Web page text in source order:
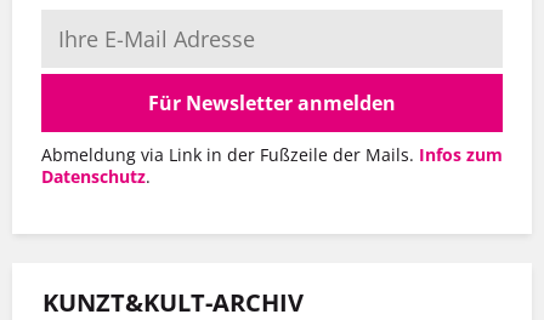
Für Newsletter anmelden
Abmeldung via Link in der Fußzeile der Mails. Infos zum
Datenschutz.
KUNZT&KULT-ARCHIV